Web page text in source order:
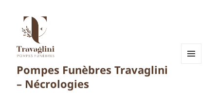
Pompes Funèbres Travaglini
– Nécrologies